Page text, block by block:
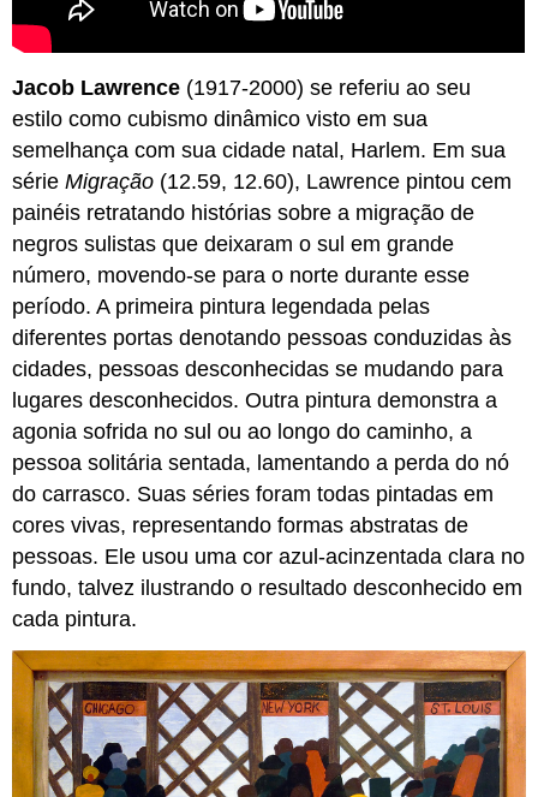
Jacob Lawrence (1917-2000) se referiu ao seu
estilo como cubismo dinâmico visto em sua
semelhança com sua cidade natal, Harlem. Em sua
sérieMigração (12.59, 12.60), Lawrence pintou cem
painéis retratando histórias sobre a migração de
negros sulistas que deixaram o sul em grande
número, movendo-se para o norte durante esse
período. A primeira pintura legendada pelas
diferentes portas denotando pessoas conduzidas às
cidades, pessoas desconhecidas se mudando para
lugares desconhecidos. Outra pintura demonstra a
agonia sofrida no sul ou ao longo do caminho, a
pessoa solitária sentada, lamentando a perda do nó
do carrasco. Suas séries foram todas pintadas em
cores vivas, representando formas abstratas de
pessoas. Ele usou uma cor azul-acinzentada clara no
fundo, talvez ilustrando o resultado desconhecido em
cada pintura.